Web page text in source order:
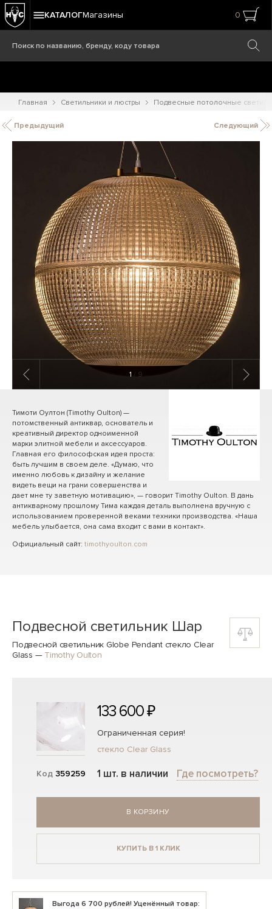
КАТАЛОГМагазины 0
Главная Светильники и люстры Подвесные потолочные
Предыдущий Следующий
1 / 9
Тимоти Оултон (Timothy Oulton) —
потомственный антиквар, основатель и
креативный директор одноименной
марки элитной мебели и аксессуаров.
Главная его философская идея проста:
быть лучшим в своем деле. «Думаю, что
именно любовь к дизайну и желание
видеть вещи на грани совершенства и
дает мне ту заветную мотивацию», — говорит Timothy Oulton. В дань
антикварному прошлому Тима каждая деталь выполнена вручную с
использованием проверенной веками техники производства. «Наша
мебель улыбается, она сама входит с вами в контакт».
Официальный сайт: timothyoulton.com
Подвесной светильник Шар
Подвесной светильник Globe Pendant стекло Clear
Glass — Timothy Oulton
Код 359259
133 600 ₽
Ограниченная серия!
стекло Clear Glass
1 шт. в наличии Где посмотреть?
В КОРЗИНУ
КУПИТЬ В 1 КЛИК
Выгода 6 700 рублей! Уценённый товар: